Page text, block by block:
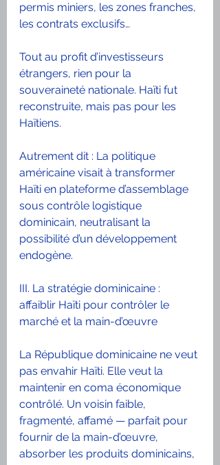
permis miniers, les zones franches,
les contrats exclusifs…
Tout au profit d’investisseurs
étrangers, rien pour la
souveraineté nationale. Haïti fut
reconstruite, mais pas pour les
Haïtiens.
Autrement dit : La politique
américaine visait à transformer
Haïti en plateforme d’assemblage
sous contrôle logistique
dominicain, neutralisant la
possibilité d’un développement
endogène.
III. La stratégie dominicaine :
affaiblir Haïti pour contrôler le
marché et la main-d’œuvre
La République dominicaine ne veut
pas envahir Haïti. Elle veut la
maintenir en coma économique
contrôlé. Un voisin faible,
fragmenté, affamé — parfait pour
fournir de la main-d’œuvre,
absorber les produits dominicains,